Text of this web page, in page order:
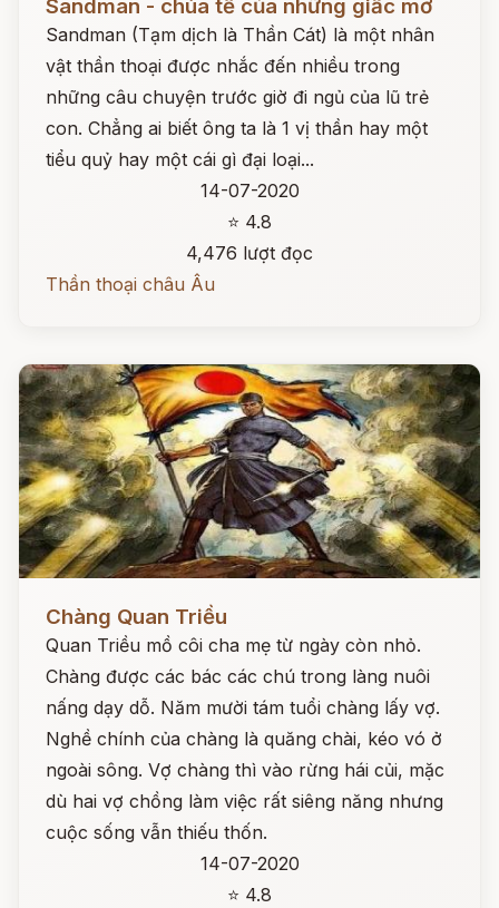
Sandman - chúa tể của những giấc mơ
Sandman (Tạm dịch là Thần Cát) là một nhân
vật thần thoại được nhắc đến nhiều trong
những câu chuyện trước giờ đi ngủ của lũ trẻ
con. Chẳng ai biết ông ta là 1 vị thần hay một
tiểu quỷ hay một cái gì đại loại...
14-07-2020
⭐ 4.8
4,476 lượt đọc
Thần thoại châu Âu
Chàng Quan Triều
Quan Triều mồ côi cha mẹ từ ngày còn nhỏ.
Chàng được các bác các chú trong làng nuôi
nấng dạy dỗ. Năm mười tám tuổi chàng lấy vợ.
Nghề chính của chàng là quăng chài, kéo vó ở
ngoài sông. Vợ chàng thì vào rừng hái củi, mặc
dù hai vợ chồng làm việc rất siêng năng nhưng
cuộc sống vẫn thiếu thốn.
14-07-2020
⭐ 4.8